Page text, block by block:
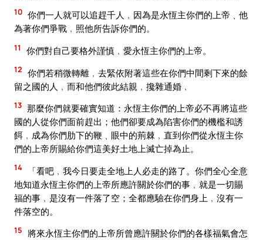
10 你們一人就可以追趕千人﹐因為是永恆主你們的上帝﹑他
為著你們爭戰﹐照他所告訴你們的。
11 你們對自己要格外謹慎﹐愛永恆主你們的上帝。
12 你們若稍微轉離﹐去緊依附著這些在你們中間剩下來的餘
留之國的人﹐而和他們彼此結親﹐攙雜通婚﹐
13 那麼你們就要確實知道：永恆主你們的上帝必不再將這些
國的人從你們面前趕出；他們卻要成為陷害你們的機檻和誘
餌﹐成為你們肋下的鞭﹑眼中的荊棘﹐直到你們從永恆主你
們的上帝所賜給你們這美好土地上滅亡掉為止。
14
「看吧﹐我今日要走全地上人必走的路了。你們全心全意
地知道永恆主你們的上帝所應許關於你們的事﹐就是一切賜
福的事﹐是沒有一件落了空；全都應驗在你們身上﹐沒有一
件落空的。
15 將來永恆主你們的上帝所曾應許關於你們的各樣福氣會怎